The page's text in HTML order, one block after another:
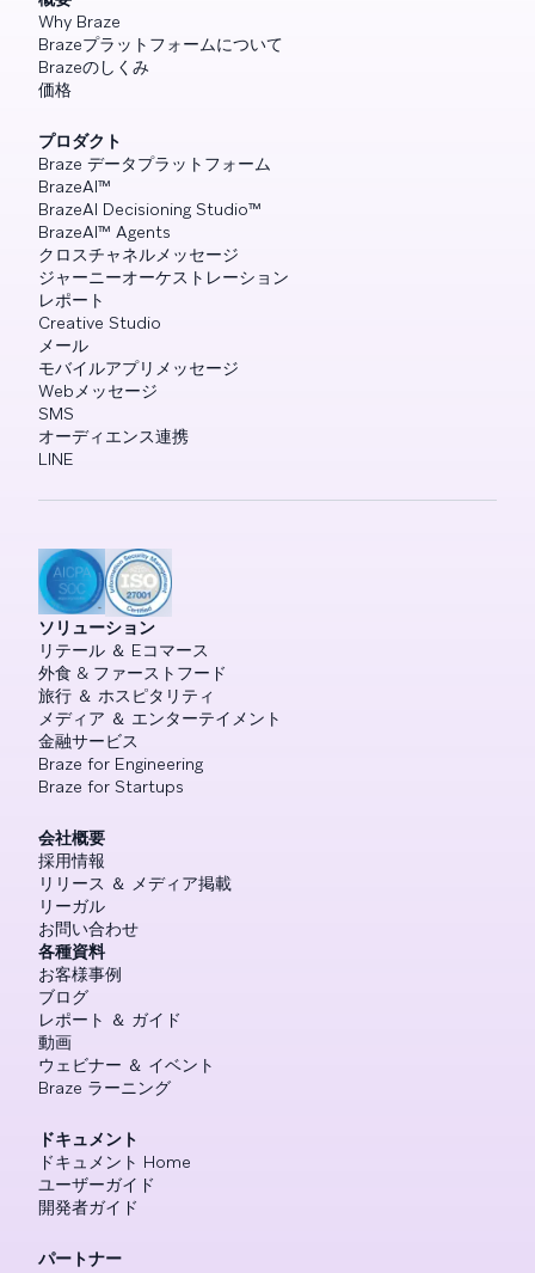
Why Braze
Brazeプラットフォームについて
Brazeのしくみ
価格
プロダクト
Braze データプラットフォーム
BrazeAI™
BrazeAI Decisioning Studio™
BrazeAI™ Agents
クロスチャネルメッセージ
ジャーニーオーケストレーション
レポート
Creative Studio
メール
モバイルアプリメッセージ
Webメッセージ
SMS
オーディエンス連携
LINE
ソリューション
リテール ＆ Eコマース
外食 & ファーストフード
旅行 ＆ ホスピタリティ
メディア ＆ エンターテイメント
金融サービス
Braze for Engineering
Braze for Startups
会社概要
採用情報
リリース ＆ メディア掲載
リーガル
お問い合わせ
各種資料
お客様事例
ブログ
レポート ＆ ガイド
動画
ウェビナー ＆ イベント
Braze ラーニング
ドキュメント
ドキュメント Home
ユーザーガイド
開発者ガイド
パートナー